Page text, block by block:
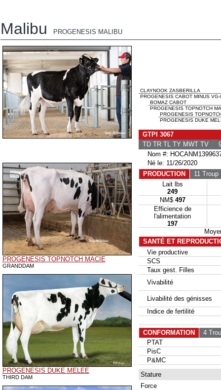
Malibu PROGENESIS MALIBU
PROGENESIS TOPNOTCH MACIE
GRANDDAM
PROGENESIS DUKE MELEE
THIRD DAM
CLAYNOOK ZASBERILLA
PROGENESIS CABOT MINUS VG-
BOMAZ CABOT
PROGENESIS TOPNOTCH
PROGENESIS
PROGENESIS DUKE
GTPI 3067
TD TR TL TY MWT TV
Nom #:
Né le: 11/26/2020
PRODUCTION
11 Troup
Lait lbs
249
NM$ 497
Efficience de
l'alimentation
197
SANTÉ ET
Vie productive
SCS
Taux gest. Filles
Vivabilité
Livabilité des génisses
Indice de fertilité
CONFORMATION
4
PTAT
PisC
P&MC
Stature
Force